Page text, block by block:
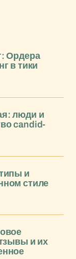
Ордера
в тики
люди и
candid-
и
стиле
и их